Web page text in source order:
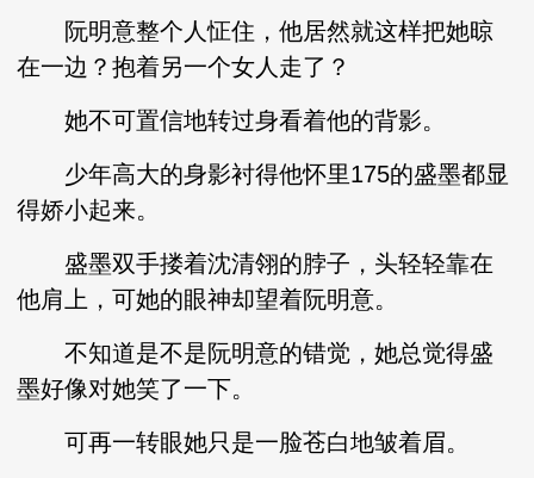
阮明意整个人怔住，他居然就这样把她晾
在一边？抱着另一个女人走了？
她不可置信地转过身看着他的背影。
少年高大的身影衬得他怀里175的盛墨都显
得娇小起来。
盛墨双手搂着沈清翎的脖子，头轻轻靠在
他肩上，可她的眼神却望着阮明意。
不知道是不是阮明意的错觉，她总觉得盛
墨好像对她笑了一下。
可再一转眼她只是一脸苍白地皱着眉。